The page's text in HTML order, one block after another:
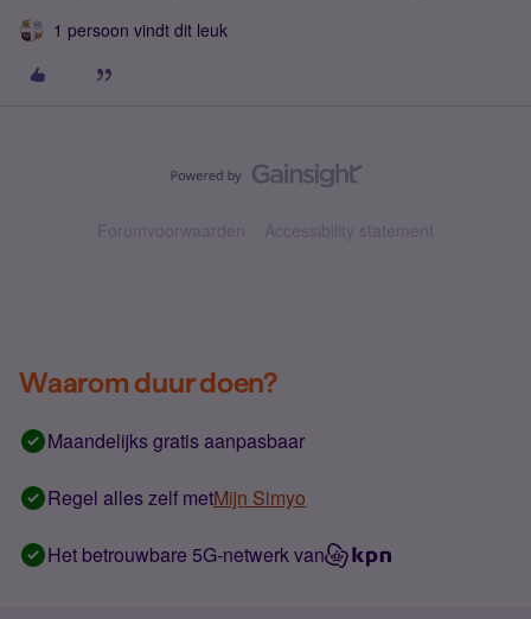
1 persoon vindt dit leuk
Forumvoorwaarden Accessibility statement
Waarom duur doen?
Maandelijks gratis aanpasbaar
Regel alles zelf metMijn Simyo
Het betrouwbare 5G-netwerk van